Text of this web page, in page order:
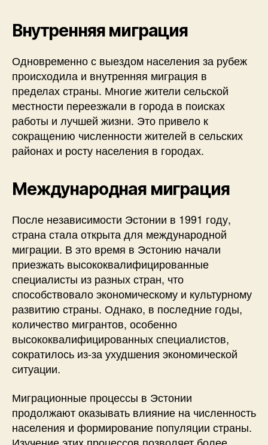
Внутренняя миграция
Одновременно с выездом населения за рубеж
происходила и внутренняя миграция в
пределах страны. Многие жители сельской
местности переезжали в города в поисках
работы и лучшей жизни. Это привело к
сокращению численности жителей в сельских
районах и росту населения в городах.
Международная миграция
После независимости Эстонии в 1991 году,
страна стала открыта для международной
миграции. В это время в Эстонию начали
приезжать высококвалифицированные
специалисты из разных стран, что
способствовало экономическому и культурному
развитию страны. Однако, в последние годы,
количество мигрантов, особенно
высококвалифицированных специалистов,
сократилось из-за ухудшения экономической
ситуации.
Миграционные процессы в Эстонии
продолжают оказывать влияние на численность
населения и формирование популяции страны.
Изучение этих процессов позволяет более